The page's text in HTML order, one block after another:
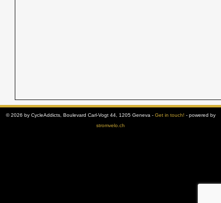
© 2026 by CycleAddicts, Boulevard Carl-Vogt 44, 1205 Geneva - Get in touch! - powered by
stromvelo.ch